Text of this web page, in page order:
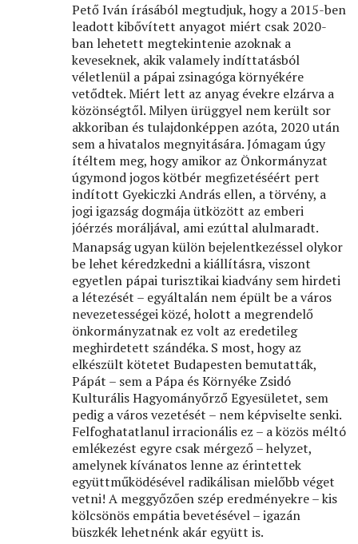
Pető Iván írásából megtudjuk, hogy a 2015-ben
leadott kibővített anyagot miért csak 2020-
ban lehetett megtekintenie azoknak a
keveseknek, akik valamely indíttatásból
véletlenül a pápai zsinagóga környékére
vetődtek. Miért lett az anyag évekre elzárva a
közönségtől. Milyen ürüggyel nem került sor
akkoriban és tulajdonképpen azóta, 2020 után
sem a hivatalos megnyitására. Jómagam úgy
ítéltem meg, hogy amikor az Önkormányzat
úgymond jogos kötbér megﬁzetéséért pert
indított Gyekiczki András ellen, a törvény, a
jogi igazság dogmája ütközött az emberi
jóérzés moráljával, ami ezúttal alulmaradt.
Manapság ugyan külön bejelentkezéssel olykor
be lehet kéredzkedni a kiállításra, viszont
egyetlen pápai turisztikai kiadvány sem hirdeti
a létezését – egyáltalán nem épült be a város
nevezetességei közé, holott a megrendelő
önkormányzatnak ez volt az eredetileg
meghirdetett szándéka. S most, hogy az
elkészült kötetet Budapesten bemutatták,
Pápát – sem a Pápa és Környéke Zsidó
Kulturális Hagyományőrző Egyesületet, sem
pedig a város vezetését – nem képviselte senki.
Felfoghatatlanul irracionális ez – a közös méltó
emlékezést egyre csak mérgező – helyzet,
amelynek kívánatos lenne az érintettek
együttműködésével radikálisan mielőbb véget
vetni! A meggyőzően szép eredményekre – kis
kölcsönös empátia bevetésével – igazán
büszkék lehetnénk akár együtt is.